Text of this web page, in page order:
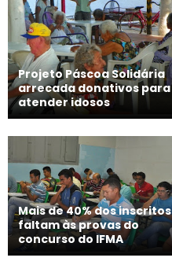
Projeto Páscoa Solidária
arrecada donativos para
atender idosos
Mais de 40% dos inscritos
faltam às provas do
concurso do IFMA